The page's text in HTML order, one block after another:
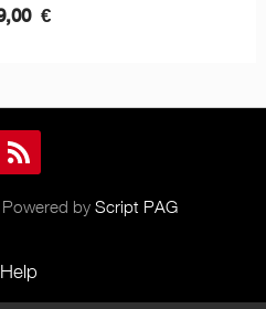
€
by Script PAG
Help